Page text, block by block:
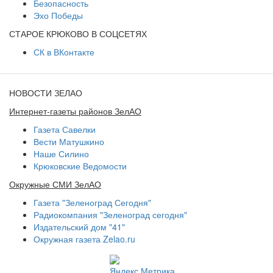
Безопасность
Эхо Победы
СТАРОЕ КРЮКОВО В СОЦСЕТЯХ
СК в ВКонтакте
НОВОСТИ ЗЕЛАО
Интернет-газеты районов ЗелАО
Газета Савелки
Вести Матушкино
Наше Силино
Крюковские Ведомости
Окружные СМИ ЗелАО
Газета "Зеленоград Сегодня"
Радиокомпания "Зеленоград сегодня"
Издательский дом "41"
Окружная газета Zelao.ru